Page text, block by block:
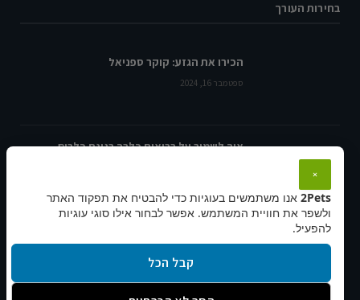
בחירות העורך
הכירו את הגזע: קוקר ספניאל
ספטמבר 16, 2024
איך לשמור על בריאות כלבך בגינת כלבים
×
2Pets אנו משתמשים בעוגיות כדי להבטיח את תפקוד האתר
ולשפר את חוויית המשתמש. אפשר לבחור אילו סוגי עוגיות
להפעיל.
קבל הכל